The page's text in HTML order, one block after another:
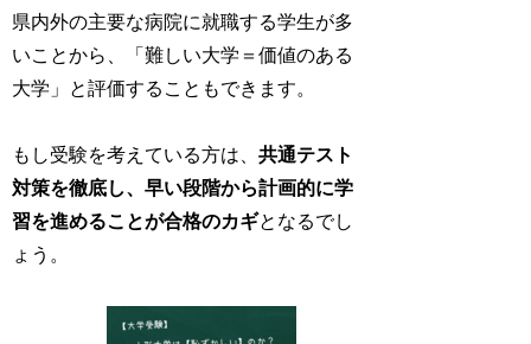
県内外の主要な病院に就職する学生が多
いことから、「難しい大学＝価値のある
大学」と評価することもできます。
もし受験を考えている方は、共通テスト
対策を徹底し、早い段階から計画的に学
習を進めることが合格のカギとなるでし
ょう。